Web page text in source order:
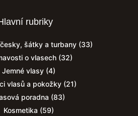
rubriky
šátky a turbany (33)
o vlasech(32)
Jemné vlasy(4)
vlasů a pokožky (21)
poradna (83)
Kosmetika (59)